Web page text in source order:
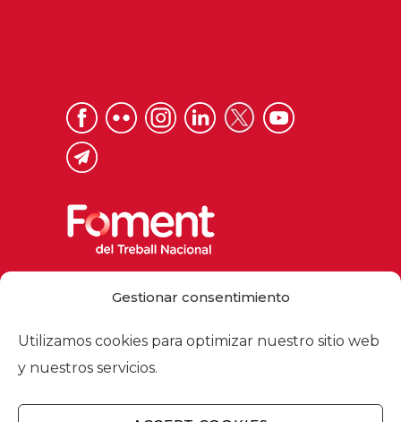
Gestionar consentimiento
Utilizamos cookies para optimizar nuestro sitio web
y nuestros servicios.
foment@foment.com